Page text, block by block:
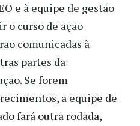
e à equipe de gestão
o curso de ação
comunicadas à
partes da
Se forem
a equipe de
fará outra rodada,